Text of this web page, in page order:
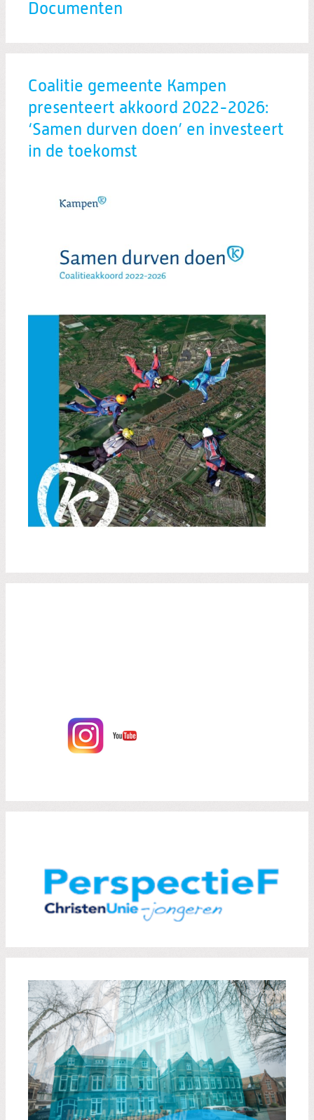
Documenten
Coalitie gemeente Kampen
presenteert akkoord 2022-2026:
‘Samen durven doen’ en investeert
in de toekomst